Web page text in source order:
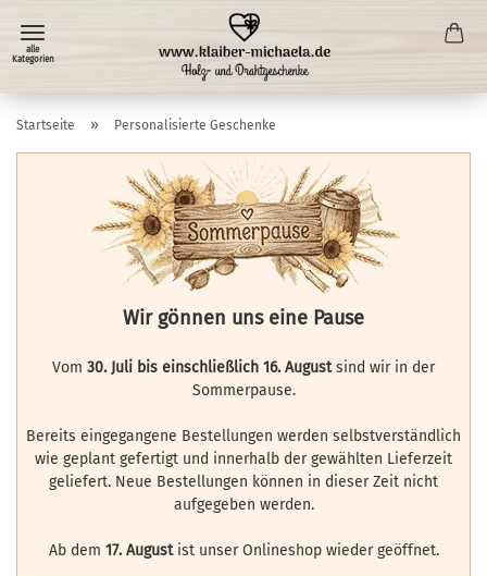
Startseite » Personalisierte Geschenke
Wir gönnen uns eine Pause
Vom 30. Juli bis einschließlich 16. Augustsind wir in der
Sommerpause.
Bereits eingegangene Bestellungen werden selbstverständlich
wie geplant gefertigt und innerhalb der gewählten Lieferzeit
geliefert. Neue Bestellungen können in dieser Zeit nicht
aufgegeben werden.
Ab dem 17. Augustist unser Onlineshop wieder geöffnet.